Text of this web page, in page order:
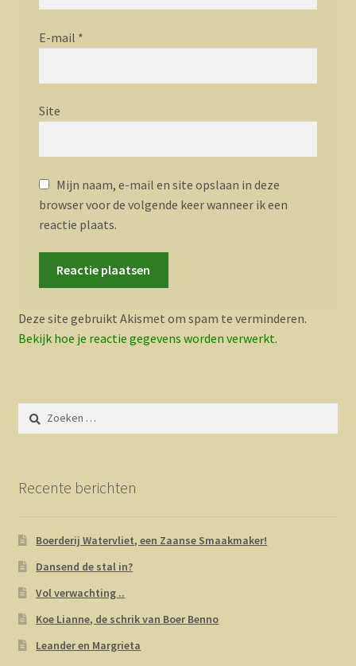
E-mail *
Site
Mijn naam, e-mail en site opslaan in deze
browser voor de volgende keer wanneer ik een
reactie plaats.
Deze site gebruikt Akismet om spam te verminderen.
Bekijk hoe je reactie gegevens worden verwerkt.
Zoeken
naar:
Recente berichten
Boerderij Watervliet, een Zaanse Smaakmaker!
Dansend de stal in?
Vol verwachting ..
Koe Lianne, de schrik van Boer Benno
Leander en Margrieta